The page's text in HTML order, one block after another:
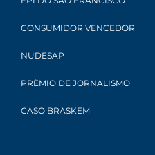
CONSUMIDOR VENCEDOR
NUDESAP
PRÊMIO DE JORNALISMO
CASO BRASKEM